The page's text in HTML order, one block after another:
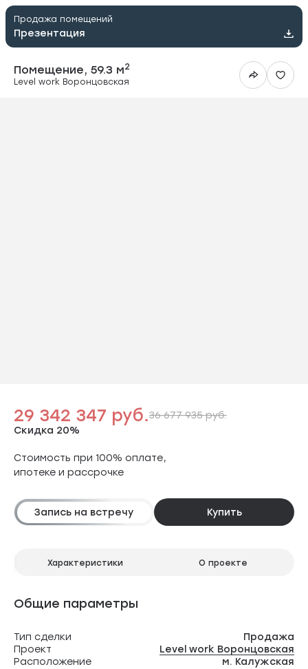
Продажа помещений
Презентация
Помещение, 59.3 м2
Level work Воронцовская
29 342 347 руб.
Скидка 20%
36 677 935 руб.
Стоимость при 100% оплате,
ипотеке и рассрочке
Запись на встречу Купить
Характеристики О проекте
Общие параметры
Тип сделки
Продажа
Проект
Level work Воронцовская
Расположение
м. Калужская